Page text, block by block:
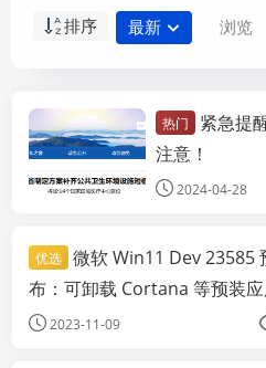
排序 最新 浏览
科技资讯
热门
紧急提
注意！
2024-04-28
优选 微软 Win11 Dev 23585
布：可卸载 Cortana 等预装
2023-11-09